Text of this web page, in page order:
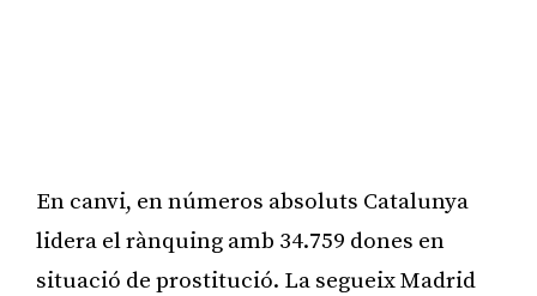
En canvi, en números absoluts Catalunya
lidera el rànquing amb 34.759 dones en
situació de prostitució. La segueix Madrid